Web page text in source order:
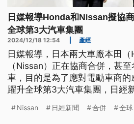
日媒報導Honda和Nissan擬協
全球第3大汽車集團
2024/12/18 12:54 產經
日媒報導，日本兩大車廠本田
（Nissan）正在協商合併，甚
車，目的是為了應對電動車商
躍升全球第3大汽車集團，日經
前尚未做出任何決定，但正在討
Nissan 日經新聞 合併 全球